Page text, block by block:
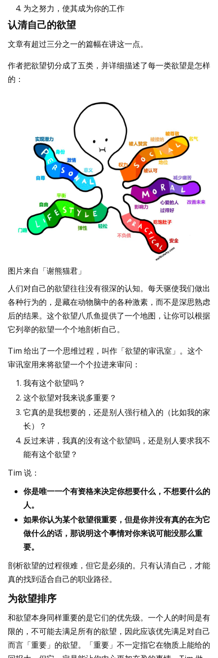
为之努力，使其成为你的工作
认清自己的欲望
文章有超过三分之一的篇幅在讲这一点。
作者把欲望切分成了五类，并详细描述了每一类欲望是怎样
的：
图片来自「谢熊猫君」
人们对自己的欲望往往没有很深的认知。每天驱使我们做出
各种行为的，是藏在动物脑中的各种激素，而不是深思熟虑
后的结果。这个欲望八爪鱼提供了一个地图，让你可以根据
它列举的欲望一个个地剖析自己。
Tim 给出了一个思维过程，叫作「欲望的审讯室」。这个
审讯室用来将欲望一个个拉进来审问：
我有这个欲望吗？
这个欲望对我来说多重要？
它真的是我想要的，还是别人强行植入的（比如我的家
长）？
反过来讲，我真的没有这个欲望吗，还是别人要求我不
能有这个欲望？
Tim 说：
你是唯一一个有资格来决定你想要什么，不想要什么的
人。
如果你认为某个欲望很重要，但是你并没有真的在为它
做什么的话，那说明这个事情对你来说可能没那么重
要。
剖析欲望的过程很难，但它是必须的。只有认清自己，才能
真的找到适合自己的职业路径。
为欲望排序
和欲望本身同样重要的是它们的优先级。一个人的时间是有
限的，不可能去满足所有的欲望，因此应该优先满足对自己
而言「重要」的欲望。「重要」不一定指它在物质上能给的